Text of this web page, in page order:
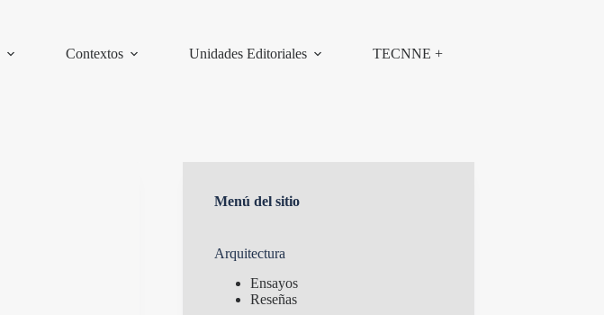
Contextos Unidades Editoriales TECNNE +
Menú del sitio
Arquitectura
Ensayos
Reseñas